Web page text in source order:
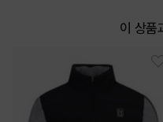
이 상품